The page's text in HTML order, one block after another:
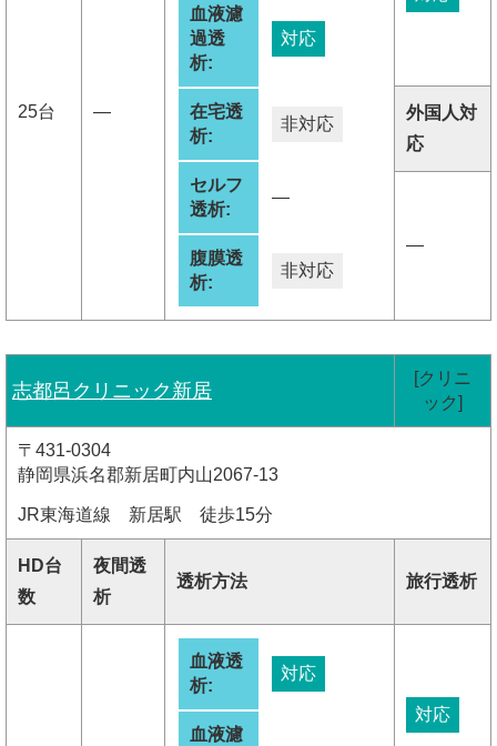
25台 ―
血液濾
過透
析:
対応
在宅透
析:
非対応
セルフ
透析:
―
腹膜透
析:
非対応
外国人対
応
―
志都呂クリニック新居
[クリニ
ック]
〒431-0304
静岡県浜名郡新居町内山2067-13
JR東海道線 新居駅 徒歩15分
HD台
数
夜間透
析
透析方法 旅行透析
血液透
析:
対応
血液濾
対応